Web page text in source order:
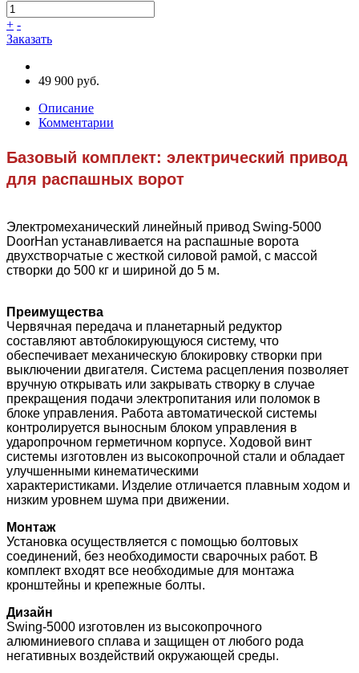
+ -
Заказать
49 900 руб.
Описание
Комментарии
Базовый комплект: электрический привод
для распашных ворот
Электромеханический линейный привод Swing-5000
DoorHan устанавливается на распашные ворота
двухстворчатые с жесткой силовой рамой, с массой
створки до 500 кг и шириной до 5 м.
Преимущества
Червячная передача и планетарный редуктор
составляют автоблокирующуюся систему, что
обеспечивает механическую блокировку створки при
выключении двигателя. Система расцепления позволяет
вручную открывать или закрывать створку в случае
прекращения подачи электропитания или поломок в
блоке управления. Работа автоматической системы
контролируется выносным блоком управления в
ударопрочном герметичном корпусе. Ходовой винт
системы изготовлен из высокопрочной стали и обладает
улучшенными кинематическими
характеристиками. Изделие отличается плавным ходом и
низким уровнем шума при движении.
Монтаж
Установка осуществляется с помощью болтовых
соединений, без необходимости сварочных работ. В
комплект входят все необходимые для монтажа
кронштейны и крепежные болты.
Дизайн
Swing-5000 изготовлен из высокопрочного
алюминиевого сплава и защищен от любого рода
негативных воздействий окружающей среды.